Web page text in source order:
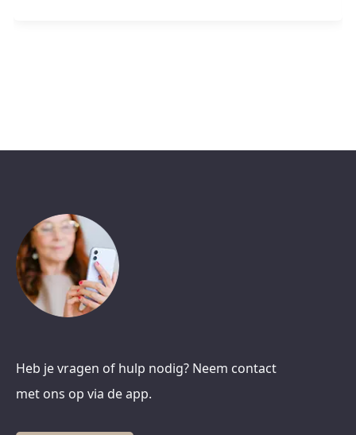
Heb je vragen of hulp nodig? Neem contact
met ons op via de app.